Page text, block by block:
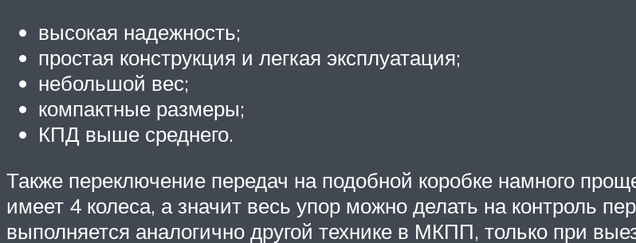
высокая надежность;
простая конструкция и легкая эксплуатация;
небольшой вес;
компактные размеры;
КПД выше среднего.
Также переключение передач на подобной коробке намного
имеет 4 колеса, а значит весь упор можно делать на контроль
выполняется аналогично другой технике в МКПП, только при